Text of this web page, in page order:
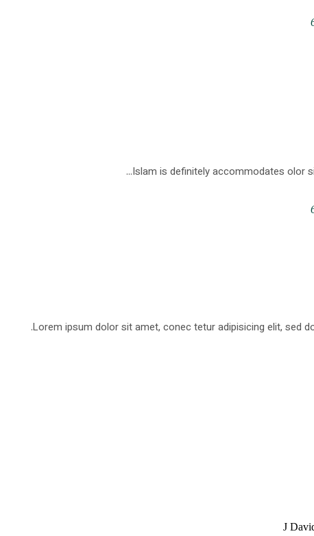
Islam is definitely accommodates olor
Lorem ipsum dolor sit amet, conec tetur adipisicing elit, sed